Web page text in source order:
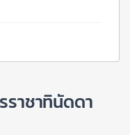
ราชาทินัดดา